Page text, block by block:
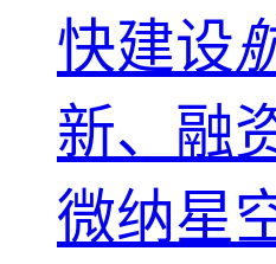
快建设
新、融
微纳星